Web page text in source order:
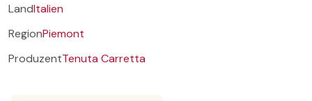
LandItalien
RegionPiemont
ProduzentTenuta Carretta